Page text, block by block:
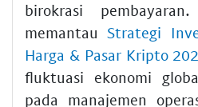
birokrasi
memantauStrategi
Harga & Pasar Kripto
fluktuasi ekonomi
pada manajemen